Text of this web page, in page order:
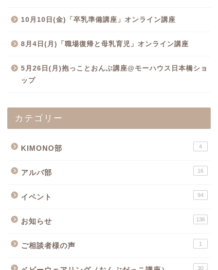
10月10日(金)「卒乳準備講座」オンライン講座
8月4日(月)「職場復帰と母乳育児」オンライン講座
5月26日(月)抱っことおんぶ講座@モーハウス日本橋ショ
ップ
カテゴリー
KIMONO部 4
アルバ部 16
イベント 94
お知らせ 136
ご相談者様の声 1
30